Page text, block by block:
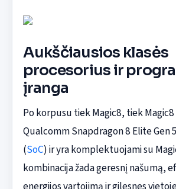
Aukščiausios klasės
procesorius ir
įranga
Po korpusu tiek Magic8, tiek
Qualcomm Snapdragon 8 Elite Gen
(SoC) ir yra komplektuojami su
kombinacija žada geresnį našumą,